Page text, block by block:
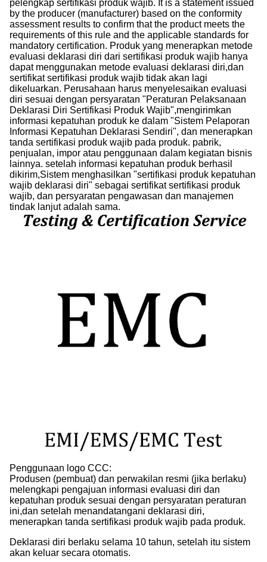
pelengkap sertifikasi produk wajib. It is a statement issued
by the producer (manufacturer) based on the conformity
assessment results to confirm that the product meets the
requirements of this rule and the applicable standards for
mandatory certification. Produk yang menerapkan metode
evaluasi deklarasi diri dari sertifikasi produk wajib hanya
dapat menggunakan metode evaluasi deklarasi diri,dan
sertifikat sertifikasi produk wajib tidak akan lagi
dikeluarkan. Perusahaan harus menyelesaikan evaluasi
diri sesuai dengan persyaratan "Peraturan Pelaksanaan
Deklarasi Diri Sertifikasi Produk Wajib",mengirimkan
informasi kepatuhan produk ke dalam "Sistem Pelaporan
Informasi Kepatuhan Deklarasi Sendiri", dan menerapkan
tanda sertifikasi produk wajib pada produk. pabrik,
penjualan, impor atau penggunaan dalam kegiatan bisnis
lainnya. setelah informasi kepatuhan produk berhasil
dikirim,Sistem menghasilkan "sertifikasi produk kepatuhan
wajib deklarasi diri" sebagai sertifikat sertifikasi produk
wajib, dan persyaratan pengawasan dan manajemen
tindak lanjut adalah sama.
Penggunaan logo CCC:
Produsen (pembuat) dan perwakilan resmi (jika berlaku)
melengkapi pengajuan informasi evaluasi diri dan
kepatuhan produk sesuai dengan persyaratan peraturan
ini,dan setelah menandatangani deklarasi diri,
menerapkan tanda sertifikasi produk wajib pada produk.
Deklarasi diri berlaku selama 10 tahun, setelah itu sistem
akan keluar secara otomatis.